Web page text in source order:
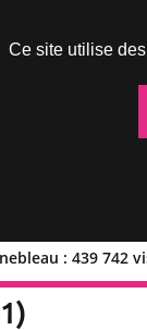
: 439 742
:
Ce site utilise